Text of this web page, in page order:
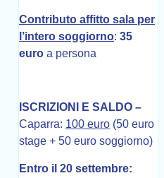
Contributo affitto sala per
l’intero soggiorno: 35
euro a persona
ISCRIZIONI E SALDO –
Caparra: 100 euro (50 euro
stage + 50 euro soggiorno)
Entro il 20 settembre: